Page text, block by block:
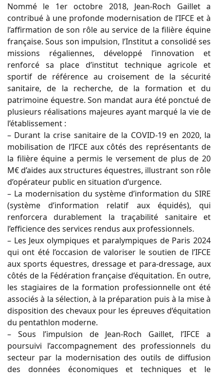
Nommé le 1er octobre 2018, Jean-Roch Gaillet a
contribué à une profonde modernisation de l’IFCE et à
l’affirmation de son rôle au service de la filière équine
française. Sous son impulsion, l’Institut a consolidé ses
missions régaliennes, développé l’innovation et
renforcé sa place d’institut technique agricole et
sportif de référence au croisement de la sécurité
sanitaire, de la recherche, de la formation et du
patrimoine équestre. Son mandat aura été ponctué de
plusieurs réalisations majeures ayant marqué la vie de
l’établissement :
– Durant la crise sanitaire de la COVID-19 en 2020, la
mobilisation de l’IFCE aux côtés des représentants de
la filière équine a permis le versement de plus de 20
M€ d’aides aux structures équestres, illustrant son rôle
d’opérateur public en situation d’urgence.
– La modernisation du système d’information du SIRE
(système d’information relatif aux équidés), qui
renforcera durablement la traçabilité sanitaire et
l’efficience des services rendus aux professionnels.
– Les Jeux olympiques et paralympiques de Paris 2024
qui ont été l’occasion de valoriser le soutien de l’IFCE
aux sports équestres, dressage et para-dressage, aux
côtés de la Fédération française d’équitation. En outre,
les stagiaires de la formation professionnelle ont été
associés à la sélection, à la préparation puis à la mise à
disposition des chevaux pour les épreuves d’équitation
du pentathlon moderne.
– Sous l’impulsion de Jean-Roch Gaillet, l’IFCE a
poursuivi l’accompagnement des professionnels du
secteur par la modernisation des outils de diffusion
des données économiques et techniques et le